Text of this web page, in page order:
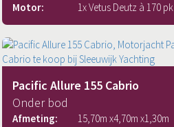
Motor:
1x Vetus Deutz à 170 pk
Pacific Allure 155 Cabrio
Onder bod
Afmeting: 15,70m x4,70m x1,30m